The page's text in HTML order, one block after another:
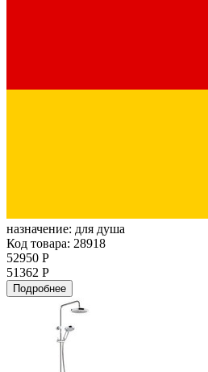
назначение: для душа
Код товара: 28918
52950 Р
51362 Р
Подробнее